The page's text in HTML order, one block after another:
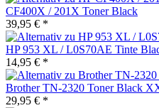
CF400X / 201X Toner Black
39,95 € *
HP 953 XL / L0S70AE Tinte
14,95 € *
Brother TN-2320 Toner Black
29,95 € *